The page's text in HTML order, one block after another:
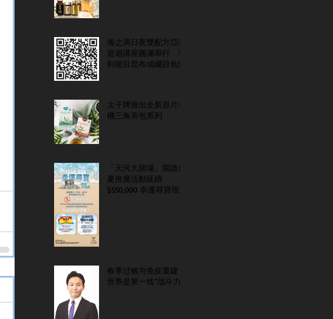
海之滴日夜雙配方亞洲
巡迴講座圓滿舉行 專
利籠目昆布成矚目焦點
太子牌推出全新原片有
機三角茶包系列
「天河大賭場」開啟盛
夏推廣活動延續
$550,000 幸運尋寶現金
春季过敏与免疫重建：
营养是第一线“战斗力”